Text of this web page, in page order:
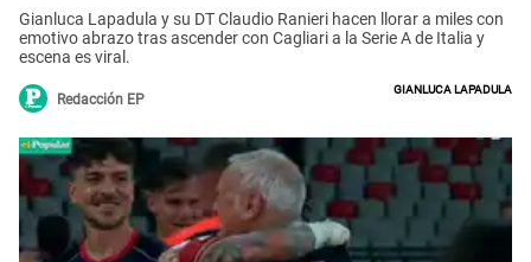
Gianluca Lapadula y su DT Claudio Ranieri hacen llorar a miles con
emotivo abrazo tras ascender con Cagliari a la Serie A de Italia y
escena es viral.
Redacción EP
Gianluca Lapadula